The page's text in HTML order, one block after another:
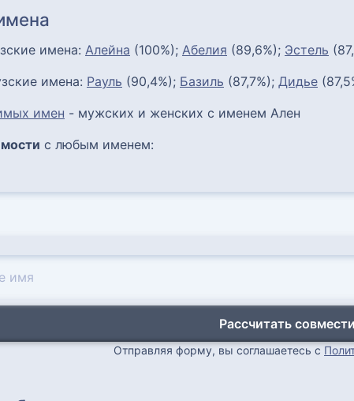
имена: Алейна (100%); Абелия (89,6%); Эстель
имена: Рауль (90,4%); Базиль (87,7%); Дидье
имен - мужских и женских с именем Ален
с любым именем:
Рассчитать
Отправляя форму, вы соглашаетесь с